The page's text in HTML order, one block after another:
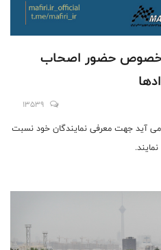
خصوص حضور اصحاب
13539
آید جهت معرفی نمایندگان خود نسبت